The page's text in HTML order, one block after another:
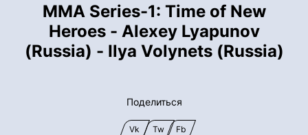
MMA Series-1: Time of New
Heroes - Alexey Lyapunov
(Russia) - Ilya Volynets (Russia)
Поделиться
Vk Tw Fb